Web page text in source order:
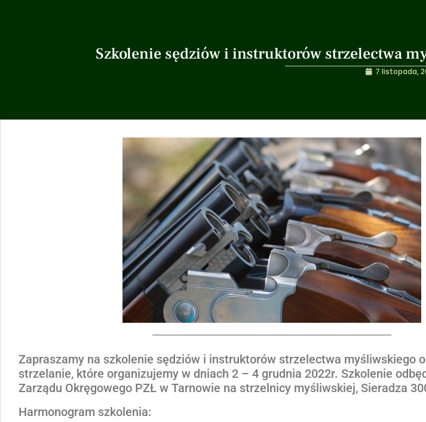
Szkolenie sędziów i instruktorów strzelectwa
7 listopada,
Zapraszamy na szkolenie sędziów i instruktorów strzelectwa myśliwskiego
strzelanie, które organizujemy w dniach 2 – 4 grudnia 2022r. Szkolenie
Zarządu Okręgowego PZŁ w Tarnowie na strzelnicy myśliwskiej, Sieradza
Harmonogram szkolenia: